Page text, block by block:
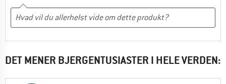
DET MENER BJERGENTUSIASTER I HELE VERDEN: